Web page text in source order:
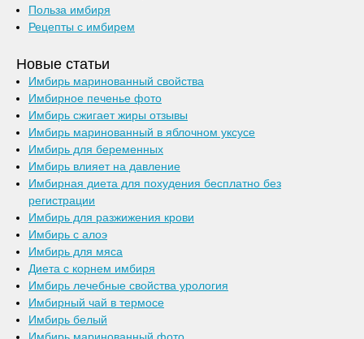
Польза имбиря
Рецепты с имбирем
Новые статьи
Имбирь маринованный свойства
Имбирное печенье фото
Имбирь сжигает жиры отзывы
Имбирь маринованный в яблочном уксусе
Имбирь для беременных
Имбирь влияет на давление
Имбирная диета для похудения бесплатно без
регистрации
Имбирь для разжижения крови
Имбирь с алоэ
Имбирь для мяса
Диета с корнем имбиря
Имбирь лечебные свойства урология
Имбирный чай в термосе
Имбирь белый